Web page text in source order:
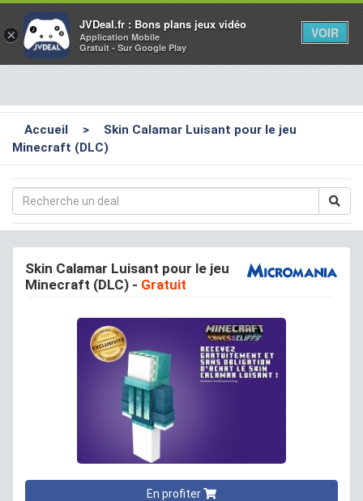
×
JVDeal.fr : Bons plans jeux vidéo
Application Mobile
Gratuit - Sur Google Play
VOIR
Accueil >
Skin Calamar Luisant pour le jeu
Minecraft (DLC)
Skin Calamar Luisant pour le jeu
Minecraft (DLC) - Gratuit
En profiter